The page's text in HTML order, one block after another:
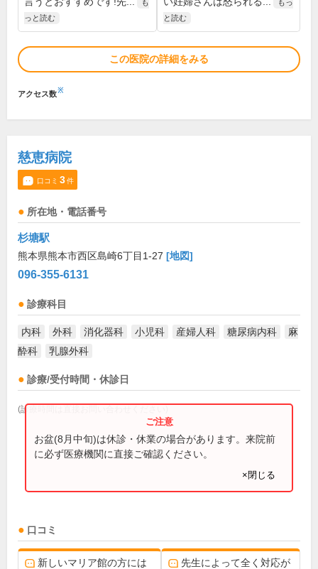
も
っと読む
もっ
と読む
この医院の詳細をみる
アクセス数※
慈恵病院
口コミ 3件
所在地・電話番号
杉塘駅
熊本県熊本市西区島崎6丁目1-27 [地図]
096-355-6131
診療科目
内科 外科 消化器科 小児科 産婦人科 糖尿病内科
麻
酔科
乳腺外科
診療/受付時間・休診日
(診療時間は直接お問い合わせください)
お盆(8月中旬)は休診・休業の場合があります。来院前
に必ず医療機関に直接ご確認ください。
×閉じる
口コミ
新しいマリア館の方には
先生によって全く対応が